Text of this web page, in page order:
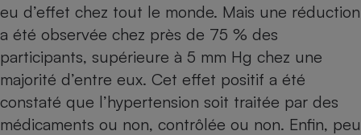
eu d’effet chez tout le monde. Mais une réduction
a été observée chez près de 75 % des
participants, supérieure à 5 mm Hg chez une
majorité d’entre eux. Cet effet positif a été
constaté que l’hypertension soit traitée par des
médicaments ou non, contrôlée ou non. Enfin, peu
Climatiseur -
Ventilateur
Antivirus